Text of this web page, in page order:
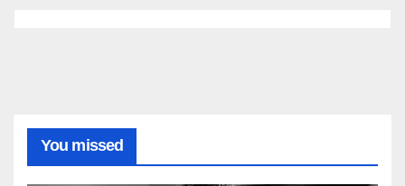
You missed